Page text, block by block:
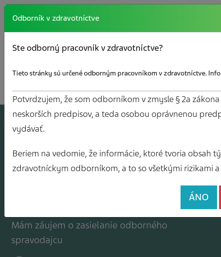
AJOVY
Mám záujem o zasielanie odborného
spravodajcu
Odborník v zdravotníctve
Ste odborný pracovník v zdravotníctve?
Tieto stránky sú určené odborným pracovníkom v zdravotníctve.
Potvrdzujem, že som odborníkom v zmysle § 2a
neskorších predpisov, a teda osobou oprávnenou
vydávať.
Beriem na vedomie, že informácie, ktoré tvoria obsah
zdravotníckym odborníkom, a to so všetkými rizikami
ÁNO